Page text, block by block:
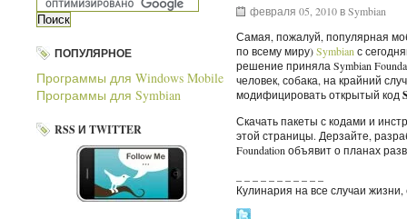
ПОПУЛЯРНОЕ
Программы для Windows Mobile
Программы для Symbian
RSS И TWITTER
февраля 05, 2010 вSymbian
Самая, пожалуй, популярная
по всему миру)Symbian с
решение приняла Symbian
человек, собака, на крайний
модифицировать открытый код
Скачать пакеты с кодами и
этой страницы. Дерзайте,
Foundation объявит о планах
Кулинария на все случаи